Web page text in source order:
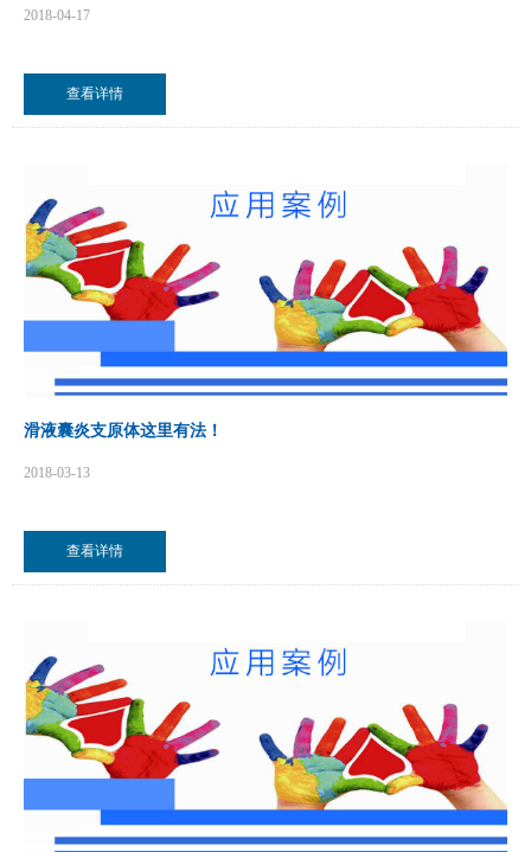
2018-04-17
查看详情
滑液囊炎支原体这里有法！
2018-03-13
查看详情